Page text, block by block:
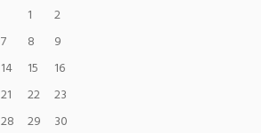
1
2
7 8
9
14 15
16
21 22
23
28 29
30